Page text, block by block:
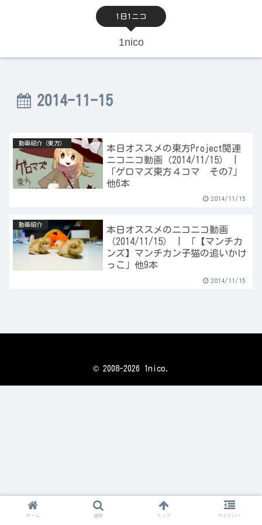
1日1ニコ
1nico
2014-11-15
動画紹介（東方）
本日オススメの東方Project関連
ニコニコ動画（2014/11/15） |
「ゲロマズ東方４コマ その7」
他6本
2014/11/15
動画紹介
本日オススメのニコニコ動画
（2014/11/15） | 「【マンチカ
ンズ】マンチカン子猫の追いかけ
っこ」他9本
2014/11/15
© 2008-2026 1nico.
ホーム 検索 トップ サイドバー